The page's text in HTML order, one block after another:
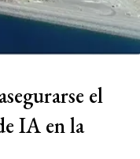
el
IA en la